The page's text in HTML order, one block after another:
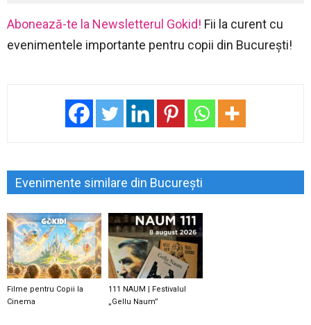
Abonează-te la Newsletterul Gokid! Fii la curent cu
evenimentele importante pentru copii din București!
Evenimente similare din București
Filme pentru Copii la
Cinema
111 NAUM | Festivalul
„Gellu Naum”